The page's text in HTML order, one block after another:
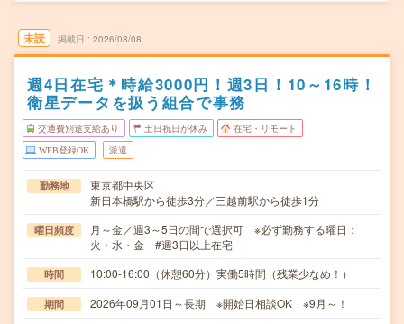
未読 掲載日 2026/08/08
週4日在宅＊時給3000円！週3日！10～16時！
衛星データを扱う組合で事務
交通費別途支給あり 土日祝日が休み 在宅・リモート
WEB登録OK 派遣
勤務地
東京都中央区
新日本橋駅から徒歩3分／三越前駅から徒歩1分
曜日頻度
月～金／週3～5日の間で選択可 ※必ず勤務する曜日：
火・水・金 #週3日以上在宅
時間 10:00-16:00（休憩60分）実働5時間（残業少なめ！）
期間 2026年09月01日～長期 ※開始日相談OK ※9月～！